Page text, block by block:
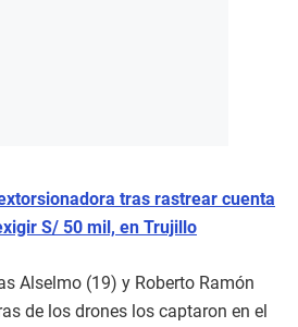
tras rastrear cuenta
S/ 50 mil, en Trujillo
Alselmo (19) y Roberto Ramón
de los drones los captaron en el